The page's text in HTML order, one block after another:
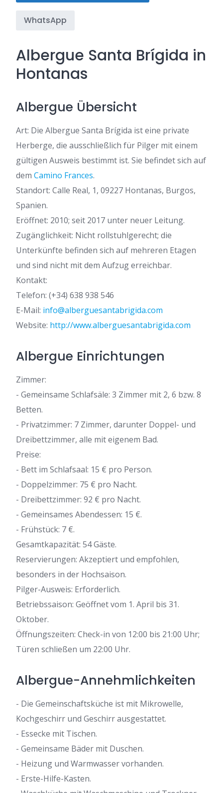
WhatsApp
Albergue Santa Brígida in
Hontanas
Albergue Übersicht
Art: Die Albergue Santa Brígida ist eine private
Herberge, die ausschließlich für Pilger mit einem
gültigen Ausweis bestimmt ist. Sie befindet sich auf
dem Camino Frances.
Standort: Calle Real, 1, 09227 Hontanas, Burgos,
Spanien.
Eröffnet: 2010; seit 2017 unter neuer Leitung.
Zugänglichkeit: Nicht rollstuhlgerecht; die
Unterkünfte befinden sich auf mehreren Etagen
und sind nicht mit dem Aufzug erreichbar.
Kontakt:
Telefon: (+34) 638 938 546
E-Mail: info@alberguesantabrigida.com
Website: http://www.alberguesantabrigida.com
Albergue Einrichtungen
Zimmer:
- Gemeinsame Schlafsäle: 3 Zimmer mit 2, 6 bzw. 8
Betten.
- Privatzimmer: 7 Zimmer, darunter Doppel- und
Dreibettzimmer, alle mit eigenem Bad.
Preise:
- Bett im Schlafsaal: 15 € pro Person.
- Doppelzimmer: 75 € pro Nacht.
- Dreibettzimmer: 92 € pro Nacht.
- Gemeinsames Abendessen: 15 €.
- Frühstück: 7 €.
Gesamtkapazität: 54 Gäste.
Reservierungen: Akzeptiert und empfohlen,
besonders in der Hochsaison.
Pilger-Ausweis: Erforderlich.
Betriebssaison: Geöffnet vom 1. April bis 31.
Oktober.
Öffnungszeiten: Check-in von 12:00 bis 21:00 Uhr;
Türen schließen um 22:00 Uhr.
Albergue-Annehmlichkeiten
- Die Gemeinschaftsküche ist mit Mikrowelle,
Kochgeschirr und Geschirr ausgestattet.
- Essecke mit Tischen.
- Gemeinsame Bäder mit Duschen.
- Heizung und Warmwasser vorhanden.
- Erste-Hilfe-Kasten.